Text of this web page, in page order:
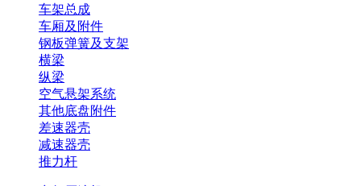
车架总成
车厢及附件
钢板弹簧及支架
横梁
纵梁
空气悬架系统
其他底盘附件
差速器壳
减速器壳
推力杆